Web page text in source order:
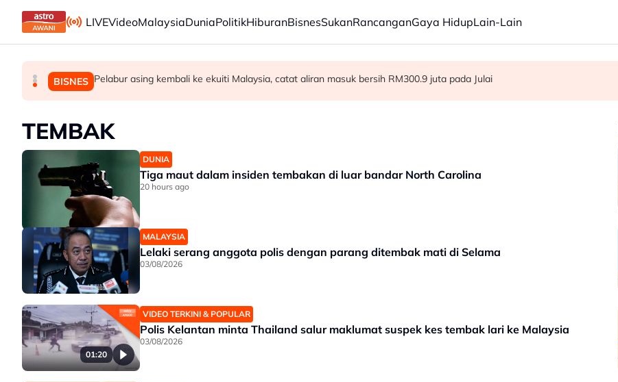
Skip to main content
LIVEVideoMalaysiaDuniaPolitikHiburanBisnesSukanRancanganGaya HidupLain-Lain
DUNIA Jerman naikkan anggaran kematian berkaitan haba kepada hampir 12,000
MALAYSIA Pendekatan menyeluruh bagi Malaysia bersedia hadapi demensia menjelang 2030 - Hanifah
BISNES Pelabur asing kembali ke ekuiti Malaysia, catat aliran masuk bersih RM300.9 juta pada Julai
TEMBAK
DUNIA
Tiga maut dalam insiden tembakan di luar bandar North Carolina
20 hours ago
MALAYSIA
Lelaki serang anggota polis dengan parang ditembak mati di Selama
03/08/2026
01:20
VIDEO TERKINI & POPULAR
Polis Kelantan minta Thailand salur maklumat suspek kes tembak lari ke Malaysia
03/08/2026